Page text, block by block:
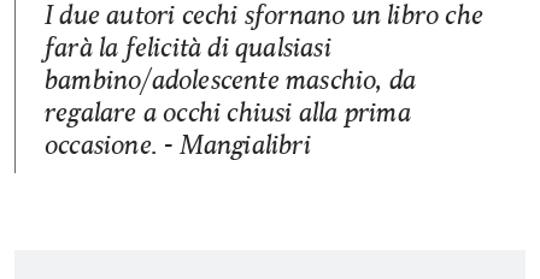
I due autori cechi sfornano un libro che
farà la felicità di qualsiasi
bambino/adolescente maschio, da
regalare a occhi chiusi alla prima
occasione. - Mangialibri